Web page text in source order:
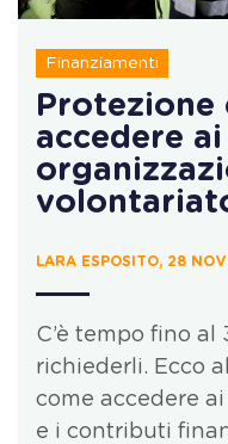
Finanziamenti
Protezione
accedere
LARA ESPOSITO, 28
C’è tempo fino al
richiederli. Ecco
come accedere
e i contributi